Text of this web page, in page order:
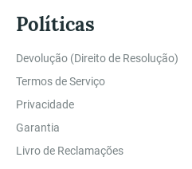
Políticas
Devolução (Direito de Resolução)
Termos de Serviço
Privacidade
Garantia
Livro de Reclamações